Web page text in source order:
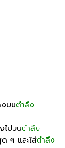
งบนตำลึง
ไปบนตำลึง
ด ๆ และใส่ตำลึง